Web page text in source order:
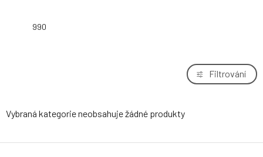
990
Filtrování
Vybraná kategorie neobsahuje žádné produkty